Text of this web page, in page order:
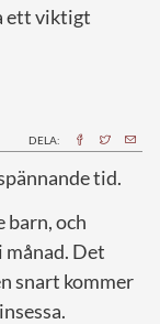
ett viktigt
DELA:
tid.
barn, och
Det
snart kommer